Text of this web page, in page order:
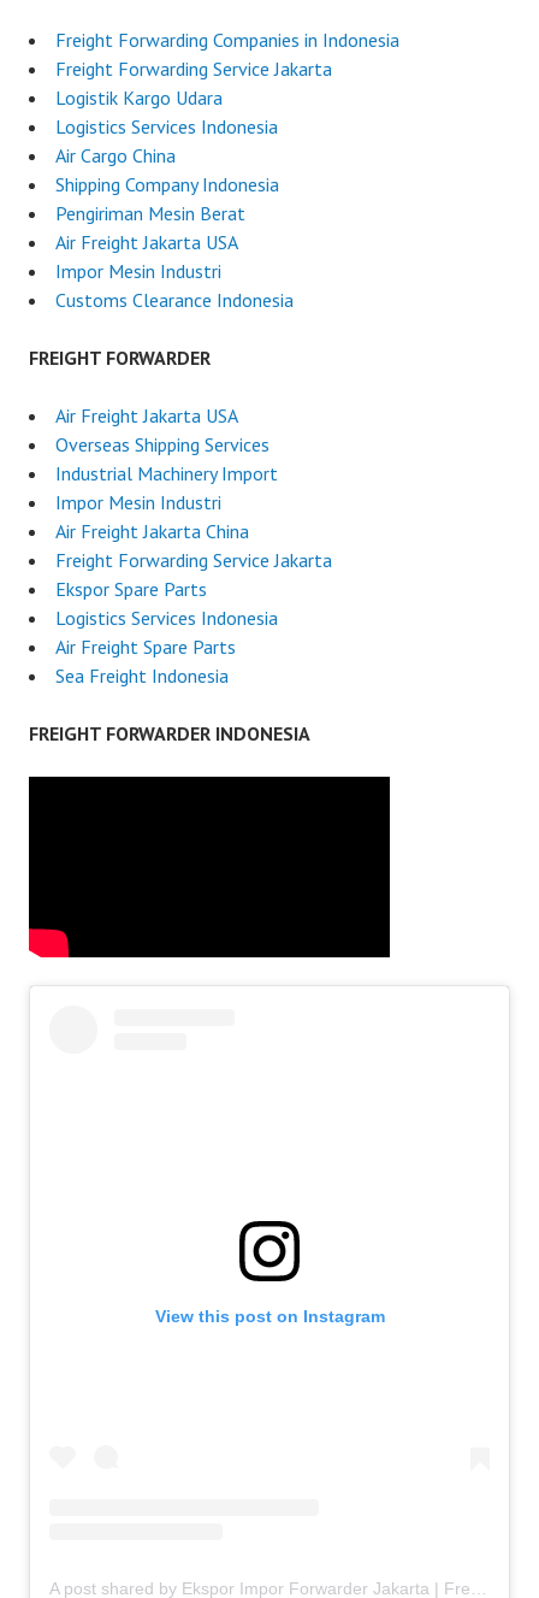
Freight Forwarding Companies in Indonesia
Freight Forwarding Service Jakarta
Logistik Kargo Udara
Logistics Services Indonesia
Air Cargo China
Shipping Company Indonesia
Pengiriman Mesin Berat
Air Freight Jakarta USA
Impor Mesin Industri
Customs Clearance Indonesia
FREIGHT FORWARDER
Air Freight Jakarta USA
Overseas Shipping Services
Industrial Machinery Import
Impor Mesin Industri
Air Freight Jakarta China
Freight Forwarding Service Jakarta
Ekspor Spare Parts
Logistics Services Indonesia
Air Freight Spare Parts
Sea Freight Indonesia
FREIGHT FORWARDER INDONESIA
View this post on Instagram